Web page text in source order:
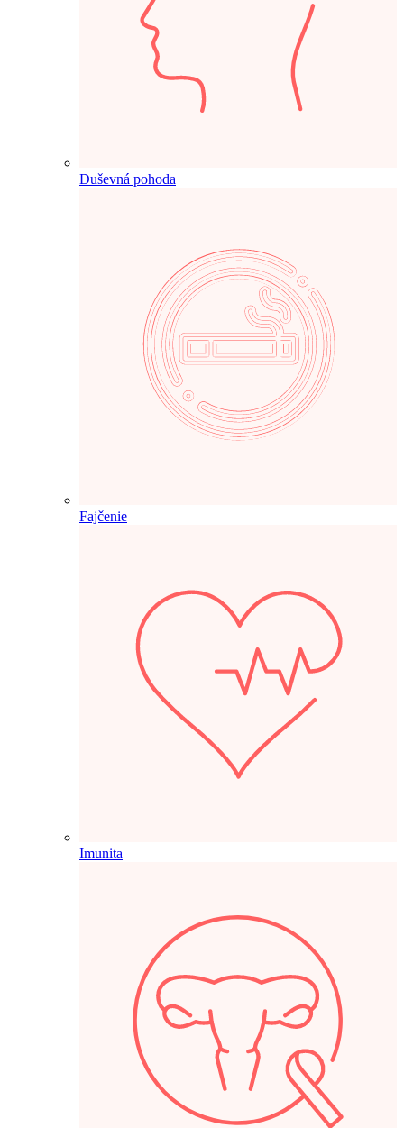
Duševná pohoda
Fajčenie
Imunita